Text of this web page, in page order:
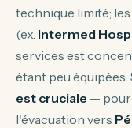
technique limité;
(ex. Intermed
services est
étant peu
est cruciale — pour
l'évacuation vers